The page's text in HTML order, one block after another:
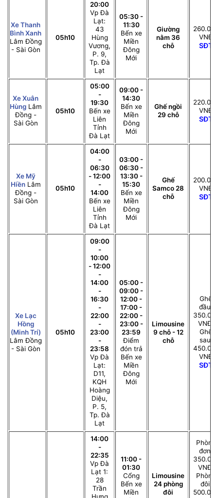
Xe Thanh
Bình Xanh
Lâm Đồng
- Sài Gòn
05h10
20:00
Vp Đà
Lạt:
43
Hùng
Vương,
P. 9,
Tp. Đà
Lạt
05:30 -
11:30
Bến xe
Miền
Đông
Mới
Giường
nằm 36
chỗ
VNĐ
SĐT
Xe Xuân
HùngLâm
Đồng -
Sài Gòn
05h10
05:00
-
19:30
Bến xe
Liên
Tỉnh
Đà Lạt
09:00 -
14:30
Bến xe
Miền
Đông
Mới
Ghế ngồi
29 chỗ
VNĐ
SĐT
Xe Mỹ
HiềnLâm
Đồng -
Sài Gòn
05h10
04:00
-
06:30
- 12:00
-
14:00
Bến xe
Liên
Tỉnh
Đà Lạt
03:00 -
06:30 -
13:30 -
15:30
Bến xe
Miền
Đông
Mới
Ghế
Samco 28
chỗ
VNĐ
SĐT
Xe Lạc
Hồng
(Minh Trí)
Lâm Đồng
- Sài Gòn
05h10
09:00
-
10:00
- 12:00
-
14:00
-
16:30
-
22:00
-
23:00
-
23:58
Vp Đà
Lạt:
D11,
KQH
Hoàng
Diệu,
P. 5,
Tp. Đà
Lạt
05:00 -
09:00 -
12:00 -
17:00 -
22:00 -
23:00 -
23:59
Điểm
đón trả
Bến xe
Miền
Đông
Mới
Limousine
9 chỗ - 12
chỗ
Ghế
đầu:
VNĐ;
Ghế
sau:
VNĐ
SĐT
14:00
-
22:35
Vp Đà
Lạt 1:
28
Trần
11:00 -
01:30
Cổng
Bến xe
Miền
Limousine
24 phòng
đôi
Phòng
đơn:
VNĐ;
Phòng
đôi: